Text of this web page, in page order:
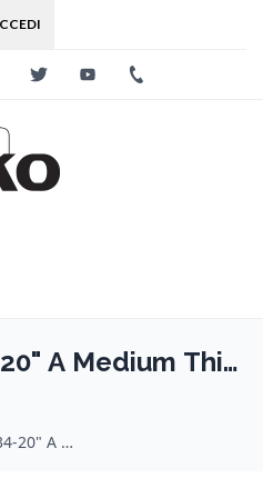
LinkedinTwitter Youtube
A Medium Thin
A0234-20" A Medium Thin Crash